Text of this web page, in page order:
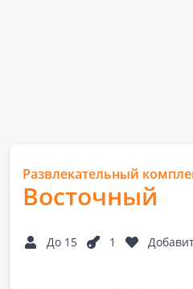
Развлекательный
Восточный
До 15 1